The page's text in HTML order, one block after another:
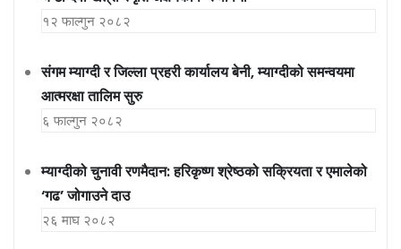
१२ फाल्गुन २०८२
संगम म्याग्दी र जिल्ला प्रहरी कार्यालय बेनी, म्याग्दीको समन्वयमा
आत्मरक्षा तालिम सुरु
६ फाल्गुन २०८२
म्याग्दीको चुनावी रणमैदान: हरिकृष्ण श्रेष्ठको सक्रियता र एमालेको
‘गढ’ जोगाउने दाउ
२६ माघ २०८२